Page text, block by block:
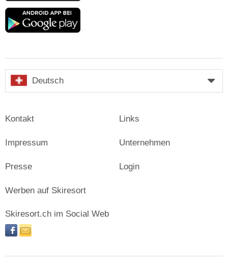
Google
Deutsch
Kontakt
Impressum
Presse
Links
Unternehmen
Login
Werben auf Skiresort
Skiresort.ch im Social Web
facebooknewsletter